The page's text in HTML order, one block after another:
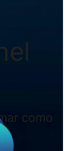
como